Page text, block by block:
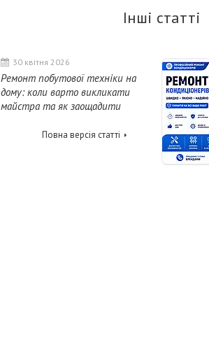
Інші статті
30 квітня 2026
Ремонт побутової техніки на
дому: коли варто викликати
майстра та як заощадити
Повна версія статті